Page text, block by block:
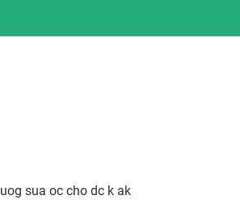
sua oc cho dc k ak